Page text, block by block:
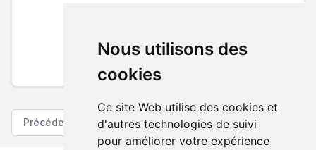
Nous utilisons des
cookies
Ce site Web utilise des cookies et
d'autres technologies de suivi
pour améliorer votre expérience
Pack essentiel inclus
En savoir plus sur nos tarifs
Précédent Suivant